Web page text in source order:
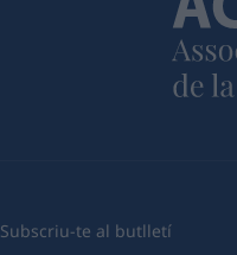
Subscriu-te al butlletí